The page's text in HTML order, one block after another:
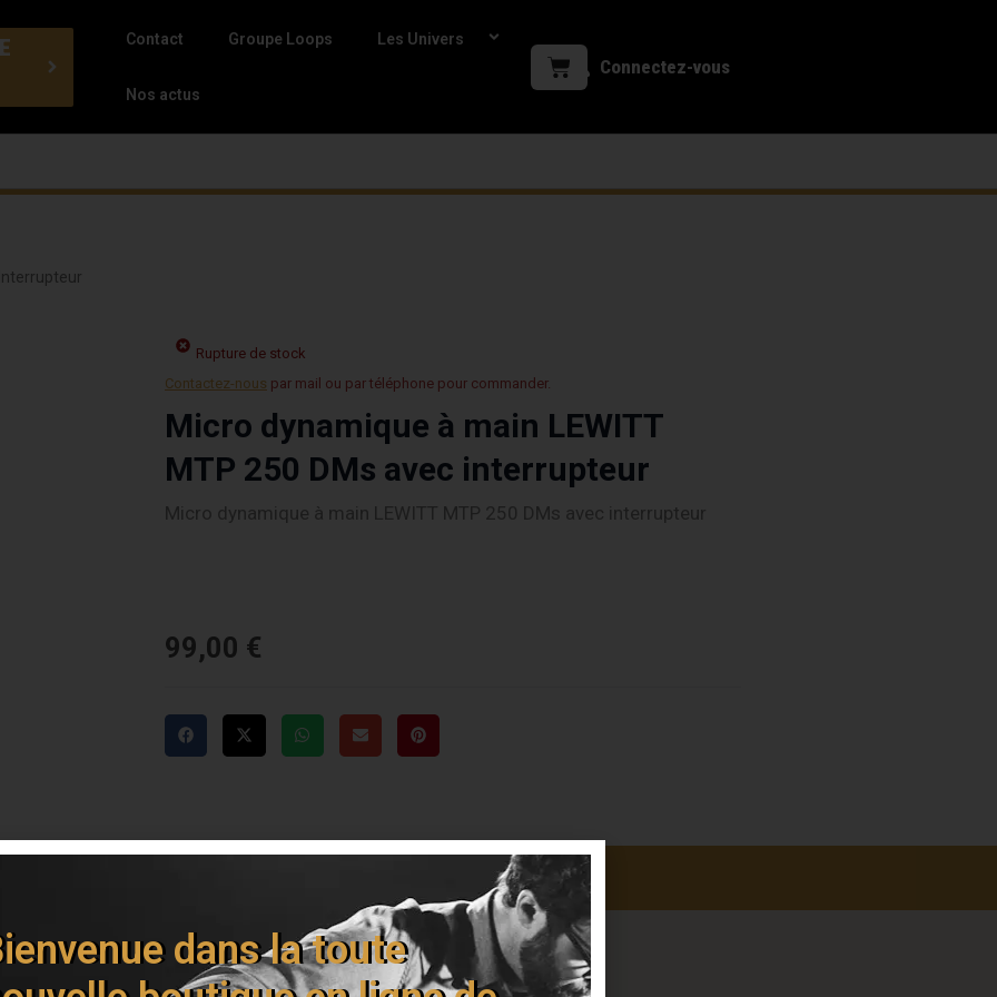
Contact Groupe Loops Les Univers
Nos actus
Connectez-vous
Rupture de stock
Contactez-nous par mail ou par téléphone pour commander.
Micro dynamique à main LEWITT
MTP 250 DMs avec interrupteur
Micro dynamique à main LEWITT MTP 250 DMs avec interrupteur
99,00 €
dans la toute